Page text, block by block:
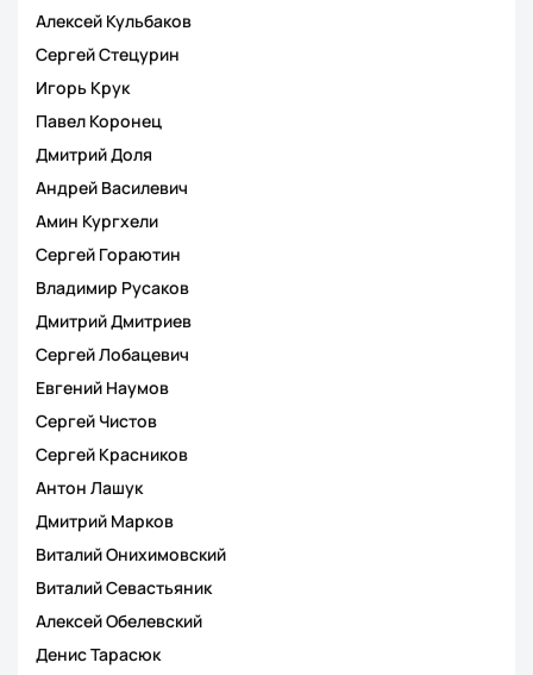
Алексей Кульбаков
Сергей Стецурин
Игорь Крук
Павел Коронец
Дмитрий Доля
Андрей Василевич
Амин Кургхели
Сергей Гораютин
Владимир Русаков
Дмитрий Дмитриев
Сергей Лобацевич
Евгений Наумов
Сергей Чистов
Сергей Красников
Антон Лашук
Дмитрий Марков
Виталий Онихимовский
Виталий Севастьяник
Алексей Обелевский
Денис Тарасюк